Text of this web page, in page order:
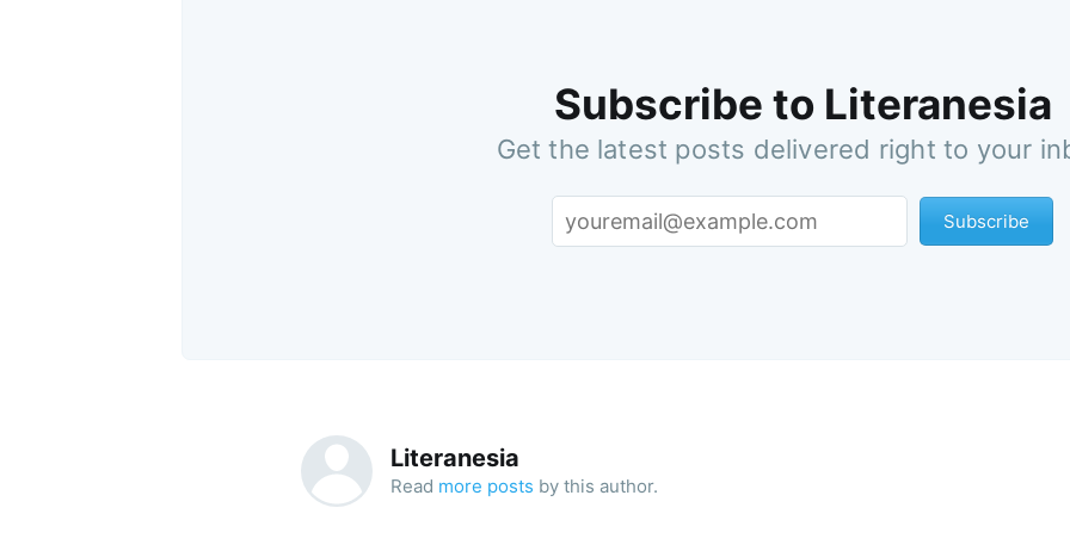
Subscribe to Literanesia
Get the latest posts delivered right to your
Subscribe
Literanesia
Read more posts by this author.